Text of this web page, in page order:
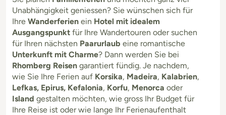
Unabhängigkeit geniessen? Sie wünschen sich für
Ihre Wanderferien ein Hotel mit idealem
Ausgangspunkt für Ihre Wandertouren oder suchen
für Ihren nächsten Paarurlaub eine romantische
Unterkunft mit Charme? Dann werden Sie bei
Rhomberg Reisen garantiert fündig. Je nachdem,
wie Sie Ihre Ferien auf Korsika, Madeira, Kalabrien,
Lefkas, Epirus, Kefalonia, Korfu, Menorca oder
Island gestalten möchten, wie gross Ihr Budget für
Ihre Reise ist oder wie lange Ihr Ferienaufenthalt